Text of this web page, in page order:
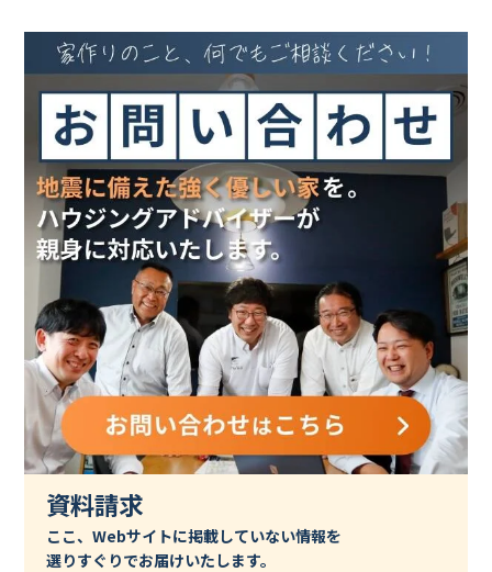
資料請求
ここ、Webサイトに掲載していない情報を
選りすぐりでお届けいたします。